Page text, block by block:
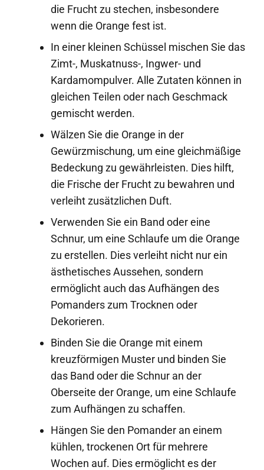
die Frucht zu stechen, insbesondere
wenn die Orange fest ist.
In einer kleinen Schüssel mischen Sie das
Zimt-, Muskatnuss-, Ingwer- und
Kardamompulver. Alle Zutaten können in
gleichen Teilen oder nach Geschmack
gemischt werden.
Wälzen Sie die Orange in der
Gewürzmischung, um eine gleichmäßige
Bedeckung zu gewährleisten. Dies hilft,
die Frische der Frucht zu bewahren und
verleiht zusätzlichen Duft.
Verwenden Sie ein Band oder eine
Schnur, um eine Schlaufe um die Orange
zu erstellen. Dies verleiht nicht nur ein
ästhetisches Aussehen, sondern
ermöglicht auch das Aufhängen des
Pomanders zum Trocknen oder
Dekorieren.
Binden Sie die Orange mit einem
kreuzförmigen Muster und binden Sie
das Band oder die Schnur an der
Oberseite der Orange, um eine Schlaufe
zum Aufhängen zu schaffen.
Hängen Sie den Pomander an einem
kühlen, trockenen Ort für mehrere
Wochen auf. Dies ermöglicht es der